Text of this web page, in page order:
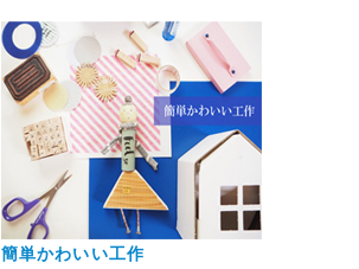
簡単かわいい工作